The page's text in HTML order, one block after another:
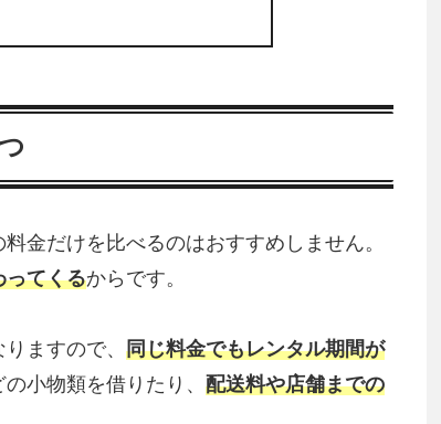
金だけを比べるのはおすすめしません。
ってくるからです。
ますので、 同じ料金でもレンタル期間が
小物類を借りたり、 配送料や店舗までの